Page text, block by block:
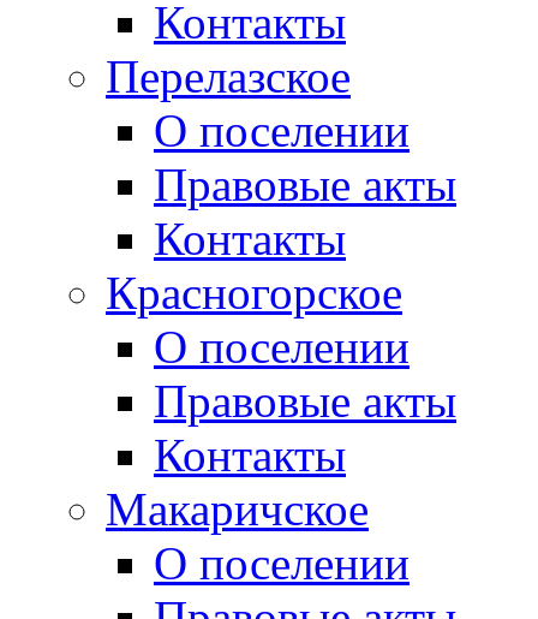
Контакты
Перелазское
О поселении
Правовые акты
Контакты
Красногорское
О поселении
Правовые акты
Контакты
Макаричское
О поселении